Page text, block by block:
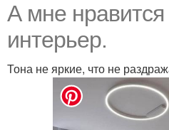
А мне нравится
интерьер.
Тона не яркие, что не